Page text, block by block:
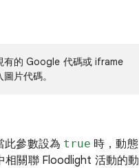
有的 Google 代碼或 iframe
片代碼。
此參數設為 true 時，動態
相關聯 Floodlight 活動的動